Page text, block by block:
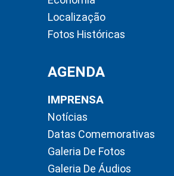
Localização
Fotos Históricas
AGENDA
IMPRENSA
Notícias
Datas Comemorativas
Galeria De Fotos
Galeria De Áudios